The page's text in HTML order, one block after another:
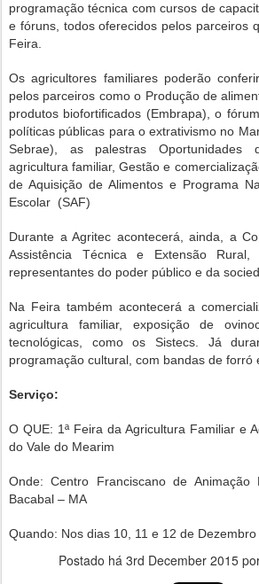
programação técnica com cursos de
e fóruns, todos oferecidos pelos parceiros
Feira.
Os agricultores familiares poderão
pelos parceiros como o Produção de
produtos biofortificados (Embrapa), o
políticas públicas para o extrativismo no
Sebrae), as palestras
agricultura familiar, Gestão e
de Aquisição de Alimentos e Programa
Escolar (SAF)
Durante a Agritec acontecerá, ainda, a
Assistência Técnica e Extensão
representantes do poder público e da
Na Feira também acontecerá a
agricultura familiar, exposição de
tecnológicas, como os Sistecs. Já
programação cultural, com bandas de forró
Serviço:
O QUE: 1ª Feira da Agricultura Familiar e
do Vale do Mearim
Onde: Centro Franciscano de Animação
Bacabal – MA
Quando: Nos dias 10, 11 e 12 de
Postado há 3rd December 2015